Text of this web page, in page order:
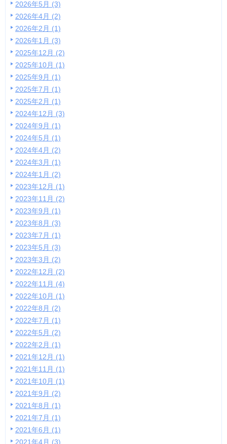
2026年5月 (3)
2026年4月 (2)
2026年2月 (1)
2026年1月 (3)
2025年12月 (2)
2025年10月 (1)
2025年9月 (1)
2025年7月 (1)
2025年2月 (1)
2024年12月 (3)
2024年9月 (1)
2024年5月 (1)
2024年4月 (2)
2024年3月 (1)
2024年1月 (2)
2023年12月 (1)
2023年11月 (2)
2023年9月 (1)
2023年8月 (3)
2023年7月 (1)
2023年5月 (3)
2023年3月 (2)
2022年12月 (2)
2022年11月 (4)
2022年10月 (1)
2022年8月 (2)
2022年7月 (1)
2022年5月 (2)
2022年2月 (1)
2021年12月 (1)
2021年11月 (1)
2021年10月 (1)
2021年9月 (2)
2021年8月 (1)
2021年7月 (1)
2021年6月 (1)
2021年4月 (3)